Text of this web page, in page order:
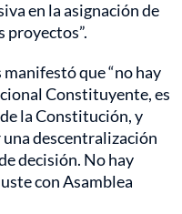
en la asignación de
proyectos”.
que “no hay
Constituyente, es
la Constitución, y
descentralización
decisión. No hay
con Asamblea